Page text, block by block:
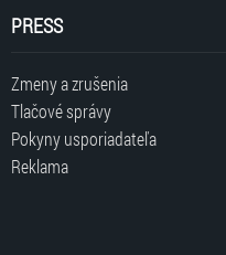
PRESS
Zmeny a zrušenia
Tlačové správy
Pokyny usporiadateľa
Reklama